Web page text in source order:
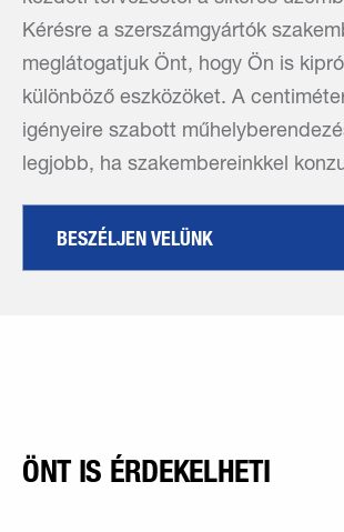
Kérésre a szerszámgyártók
meglátogatjuk Önt, hogy Ön is
különböző eszközöket. A
igényeire szabott
legjobb, ha szakembereinkkel
BESZÉLJEN VELÜNK
ÖNT IS ÉRDEKELHETI